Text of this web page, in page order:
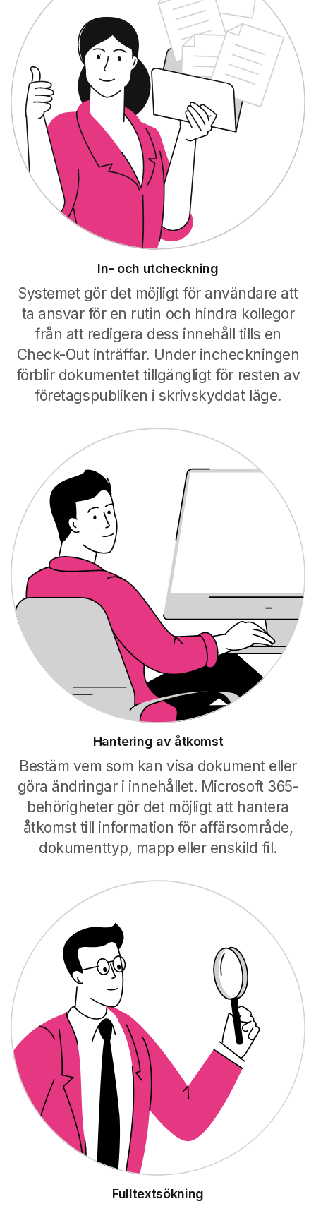
In- och utcheckning
Systemet gör det möjligt för användare att
ta ansvar för en rutin och hindra kollegor
från att redigera dess innehåll tills en
Check-Out inträffar. Under incheckningen
förblir dokumentet tillgängligt för resten av
företagspubliken i skrivskyddat läge.
Hantering av åtkomst
Bestäm vem som kan visa dokument eller
göra ändringar i innehållet. Microsoft 365-
behörigheter gör det möjligt att hantera
åtkomst till information för affärsområde,
dokumenttyp, mapp eller enskild fil.
Fulltextsökning